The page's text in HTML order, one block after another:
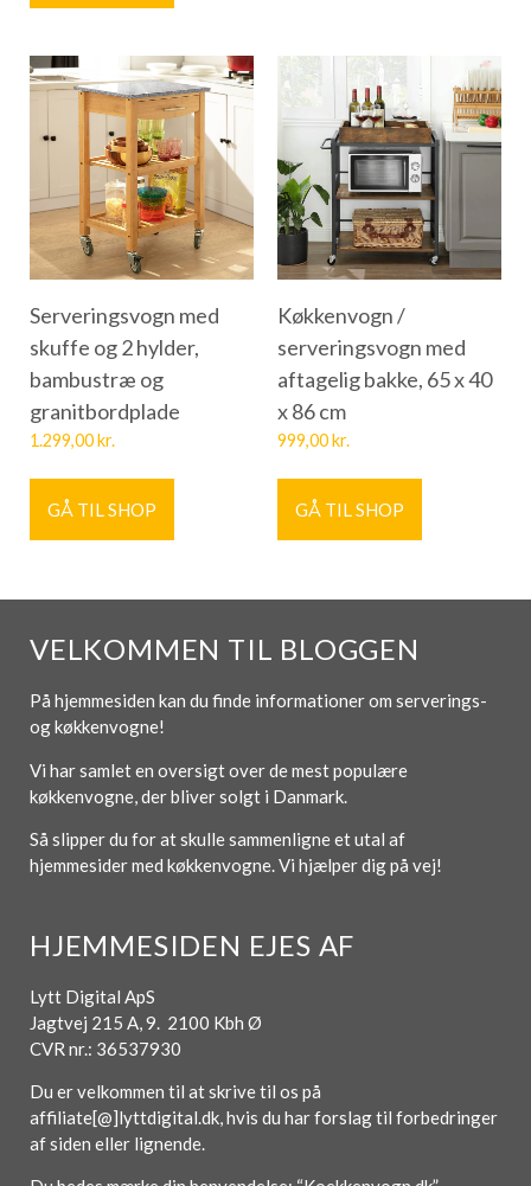
Serveringsvogn med
skuffe og 2 hylder,
bambustræ og
granitbordplade
1.299,00kr.
GÅ TIL SHOP
Køkkenvogn /
serveringsvogn med
aftagelig bakke, 65 x 40
x 86 cm
999,00kr.
GÅ TIL SHOP
VELKOMMEN TIL BLOGGEN
På hjemmesiden kan du finde informationer om serverings-
og køkkenvogne!
Vi har samlet en oversigt over de mest populære
køkkenvogne, der bliver solgt i Danmark.
Så slipper du for at skulle sammenligne et utal af
hjemmesider med køkkenvogne. Vi hjælper dig på vej!
HJEMMESIDEN EJES AF
Lytt Digital ApS
Jagtvej 215 A, 9. 2100 Kbh Ø
CVR nr.: 36537930
Du er velkommen til at skrive til os på
affiliate[@]lyttdigital.dk, hvis du har forslag til forbedringer
af siden eller lignende.